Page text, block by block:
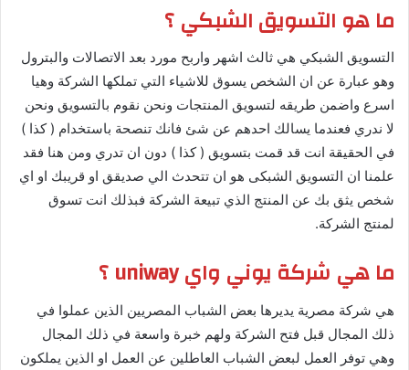
ما هو التسويق الشبكي ؟
التسويق الشبكي هي ثالث اشهر واربح مورد بعد الاتصالات والبترول
وهو عبارة عن ان الشخص يسوق للاشياء التي تملكها الشركة وهيا
اسرع واضمن طريقه لتسويق المنتجات ونحن نقوم بالتسويق ونحن
لا ندري فعندما يسالك احدهم عن شئ فانك تنصحة باستخدام ( كذا )
في الحقيقة انت قد قمت بتسويق ( كذا ) دون ان تدري ومن هنا فقد
علمنا ان التسويق الشبكى هو ان تتحدث الي صديقق او قريبك او اي
شخص يثق بك عن المنتج الذي تبيعة الشركة فبذلك انت تسوق
لمنتج الشركة.
ما هي شركة يوني واي uniway ؟
هي شركة مصرية يديرها بعض الشباب المصريين الذين عملوا في
ذلك المجال قبل فتح الشركة ولهم خبرة واسعة في ذلك المجال
وهي توفر العمل لبعض الشباب العاطلين عن العمل او الذين يملكون